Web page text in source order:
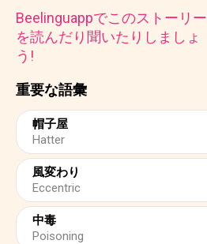
重要な語彙
帽子屋
Hatter
風変わり
Eccentric
中毒
Poisoning
Beelinguappでこのストーリー
を読んだり聞いたりしましょ
う!